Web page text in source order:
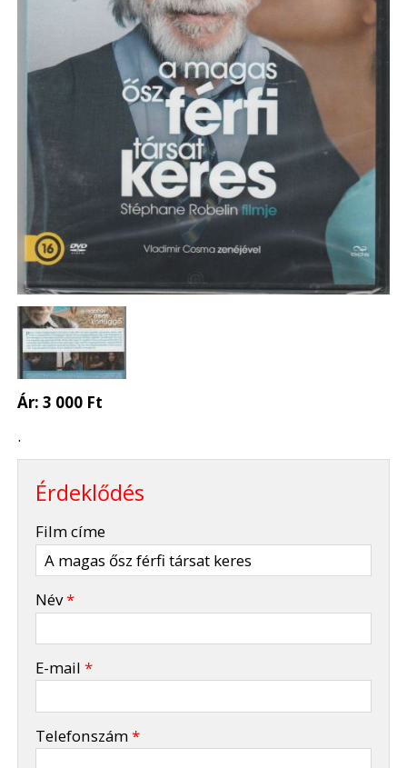
Ár:3 000 Ft
.
Érdeklődés
Film címe
Név*
E-mail*
Telefonszám*